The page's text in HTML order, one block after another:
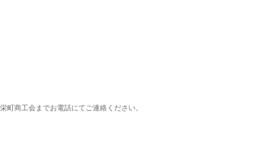
商工会までお電話にてご連絡ください。